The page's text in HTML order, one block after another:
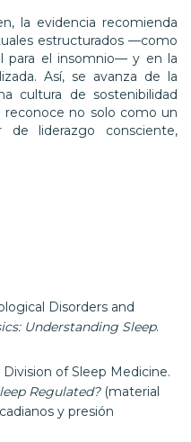
la evidencia recomienda
estructurados —como
para el insomnio— y en la
Así, se avanza de la
cultura de sostenibilidad
reconoce no solo como un
liderazgo consciente,
Disorders and
: Understanding Sleep.
of Sleep Medicine.
Regulated?(material
y presión